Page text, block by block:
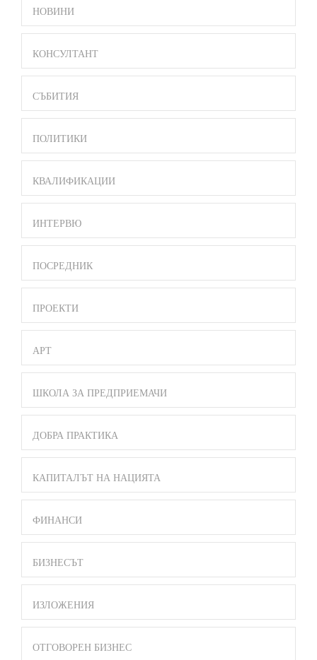
SIDE
BAR
MENU
НОВИНИ
КОНСУЛТАНТ
СЪБИТИЯ
ПОЛИТИКИ
КВАЛИФИКАЦИИ
ИНТЕРВЮ
ПОСРЕДНИК
ПРОЕКТИ
АРТ
ШКОЛА ЗА ПРЕДПРИЕМАЧИ
ДОБРА ПРАКТИКА
КАПИТАЛЪТ НА НАЦИЯТА
ФИНАНСИ
БИЗНЕСЪТ
ИЗЛОЖЕНИЯ
ОТГОВОРЕН БИЗНЕС